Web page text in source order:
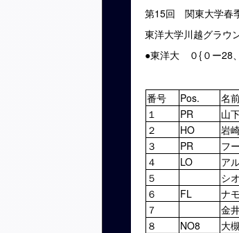
第15回 関東大学春
東洋大学川越グラウ
●東洋大 ０{０ー28
番号 Pos.
名
１
PR
山
２
HO
岩
３
PR
フ
４
LO
ア
５
シ
６
FL
ナ
７
金
８
NO8
大